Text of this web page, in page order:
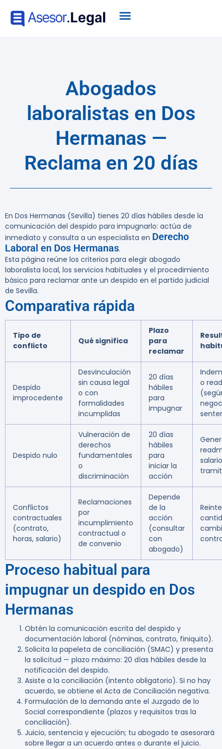
Abogados
laboralistas en Dos
Hermanas —
Reclama en 20 días
En Dos Hermanas (Sevilla) tienes 20 días hábiles desde la
comunicación del despido para impugnarlo: actúa de
inmediato y consulta a un especialista en Derecho
Laboral en Dos Hermanas.
Esta página reúne los criterios para elegir abogado
laboralista local, los servicios habituales y el procedimiento
básico para reclamar ante un despido en el partido judicial
de Sevilla.
Comparativa rápida
Tipo de
conflicto
Qué significa
Plazo
para
reclamar
Despido
improcedente
Desvinculación
sin causa legal
o con
formalidades
incumplidas
20 días
hábiles
para
impugnar
o
Despido nulo
Vulneración de
derechos
fundamentales
o
discriminación
20 días
hábiles
para
iniciar la
acción
Conflictos
contractuales
(contrato,
horas, salario)
Reclamaciones
por
incumplimiento
contractual o
de convenio
Depende
de la
acción
(consultar
con
abogado)
Proceso habitual para
impugnar un despido en Dos
Hermanas
Obtén la comunicación escrita del despido y
documentación laboral (nóminas, contrato, finiquito).
Solicita la papeleta de conciliación (SMAC) y presenta
la solicitud — plazo máximo: 20 días hábiles desde la
notificación del despido.
Asiste a la conciliación (intento obligatorio). Si no hay
acuerdo, se obtiene el Acta de Conciliación negativa.
Formulación de la demanda ante el Juzgado de lo
Social correspondiente (plazos y requisitos tras la
conciliación).
Juicio, sentencia y ejecución; tu abogado te asesorará
sobre llegar a un acuerdo antes o durante el juicio.